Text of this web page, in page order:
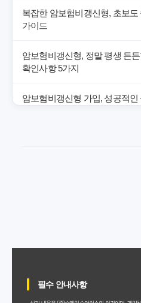
복잡한 암보험비갱신형, 초보도
가이드
암보험비갱신형, 정말 평생 든
확인사항 5가지
암보험비갱신형 가입, 성공적인
게 맞는 선택 기준
필수 안내사항